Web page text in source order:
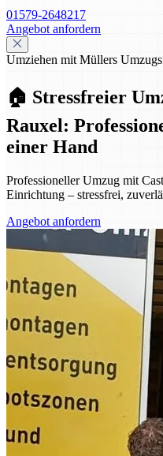
01579-2648217
Angebot anfordern
Umziehen mit Müllers
🏠 Stressfreier
Rauxel:
einer Hand
Professioneller Umzug mit
Einrichtung – stressfrei,
Angebot anfordern